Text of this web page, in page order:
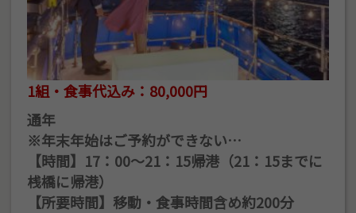
1組・食事代込み：80,000円
通年
※年末年始はご予約ができない…
【時間】17：00〜21：15帰港（21：15までに
桟橋に帰港）
【所要時間】移動・食事時間含め約200分